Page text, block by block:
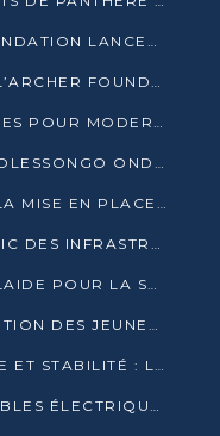
EWAWA PLUS ET L’ARCHER FOUNDATION LANCENT UN CAMP DE BASKET POUR LES JEUNES À BRAZZAVILLE
BASKETBALL: EWAWA PLUS ET L’ARCHER FOUNDATION LANCENT UN CAMP POUR LES JEUNES
AGL CONGO LIVRE 270 VÉHICULES POUR MODERNISER LE TRANSPORT URBAIN
PASSEPORT AU CONGO : JEAN-OLESSONGO ONDAYE VEUT METTRE FIN AUX LENTEURS ADMINISTRATIVES
LES ÉTATS-UNIS FINANCERONT LA MISE EN PLACE DE JUSQU’À 50 CLINIQUES DE LUTTE CONTRE L’EBOLA
LE CONGO LANCE LE DIAGNOSTIC DES INFRASTRUCTURES SPORTIVES DU COMPLEXE DE KINTÉLÉ
BAD 2026 : LUDOVIC NGATSÉ PLAIDE POUR LA SOUVERAINETÉ FINANCIÈRE AFRICAINE
AUBEVILLE : LE CENTRE D’INSERTION DES JEUNES PRÊT À OUVRIR SES PORTES
INFRASTRUCTURES, CROISSANCE ET STABILITÉ : LA GUINÉE AFFÛTE SES AMBITIONS
E2C CONDAMNE LE VOL DES CÂBLES ÉLECTRIQUES APRÈS UNE VIDÉO VIRALE